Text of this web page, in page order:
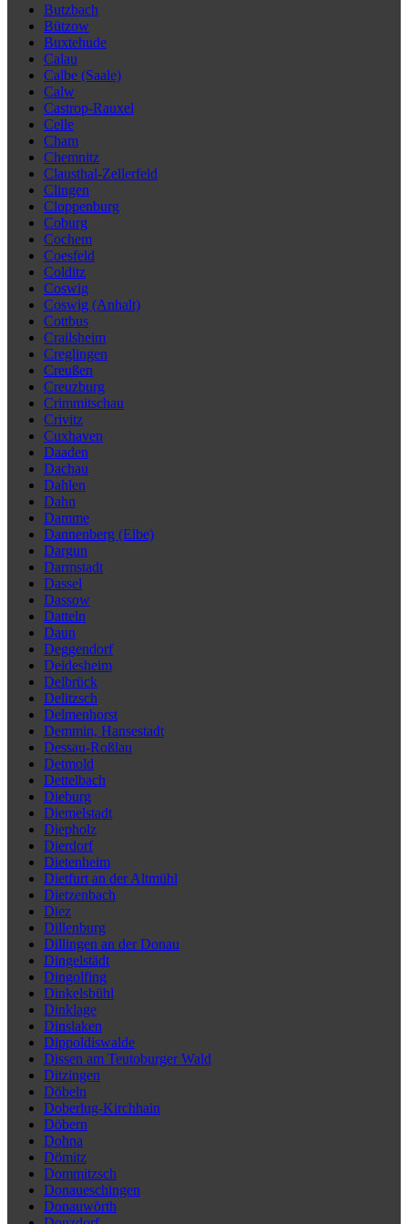
Butzbach
Bützow
Buxtehude
Calau
Calbe (Saale)
Calw
Castrop-Rauxel
Celle
Cham
Chemnitz
Clausthal-Zellerfeld
Clingen
Cloppenburg
Coburg
Cochem
Coesfeld
Colditz
Coswig
Coswig (Anhalt)
Cottbus
Crailsheim
Creglingen
Creußen
Creuzburg
Crimmitschau
Crivitz
Cuxhaven
Daaden
Dachau
Dahlen
Dahn
Damme
Dannenberg (Elbe)
Dargun
Darmstadt
Dassel
Dassow
Datteln
Daun
Deggendorf
Deidesheim
Delbrück
Delitzsch
Delmenhorst
Demmin, Hansestadt
Dessau-Roßlau
Detmold
Dettelbach
Dieburg
Diemelstadt
Diepholz
Dierdorf
Dietenheim
Dietfurt an der Altmühl
Dietzenbach
Diez
Dillenburg
Dillingen an der Donau
Dingelstädt
Dingolfing
Dinkelsbühl
Dinklage
Dinslaken
Dippoldiswalde
Dissen am Teutoburger Wald
Ditzingen
Döbeln
Doberlug-Kirchhain
Döbern
Dohna
Dömitz
Dommitzsch
Donaueschingen
Donauwörth